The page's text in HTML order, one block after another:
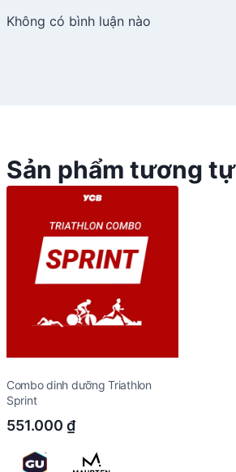
Không có bình luận nào
Sản phẩm tương tự
Combo dinh dưỡng Triathlon
Sprint
551.000 ₫